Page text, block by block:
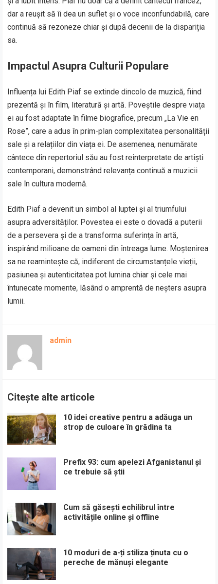
dar a reușit să îi dea un suflet și o voce inconfundabilă, care
continuă să rezoneze chiar și după decenii de la dispariția
sa.
Impactul Asupra Culturii Populare
Influența lui Edith Piaf se extinde dincolo de muzică, fiind
prezentă și în film, literatură și artă. Poveștile despre viața
ei au fost adaptate în filme biografice, precum „La Vie en
Rose”, care a adus în prim-plan complexitatea personalității
sale și a relațiilor din viața ei. De asemenea, nenumărate
cântece din repertoriul său au fost reinterpretate de artiști
contemporani, demonstrând relevanța continuă a muzicii
sale în cultura modernă.
Edith Piaf a devenit un simbol al luptei și al triumfului
asupra adversităților. Povestea ei este o dovadă a puterii
de a persevera și de a transforma suferința în artă,
inspirând milioane de oameni din întreaga lume. Moștenirea
sa ne reamintește că, indiferent de circumstanțele vieții,
pasiunea și autenticitatea pot lumina chiar și cele mai
întunecate momente, lăsând o amprentă de neșters asupra
lumii.
admin
Citește alte articole
10 idei creative pentru a adăuga un
strop de culoare în grădina ta
Prefix 93: cum apelezi Afganistanul și
ce trebuie să știi
Cum să găsești echilibrul între
activitățile online și offline
10 moduri de a-ți stiliza ținuta cu o
pereche de mănuși elegante